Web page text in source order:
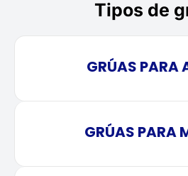
Tipos de
GRÚAS PARA
GRÚAS PARA